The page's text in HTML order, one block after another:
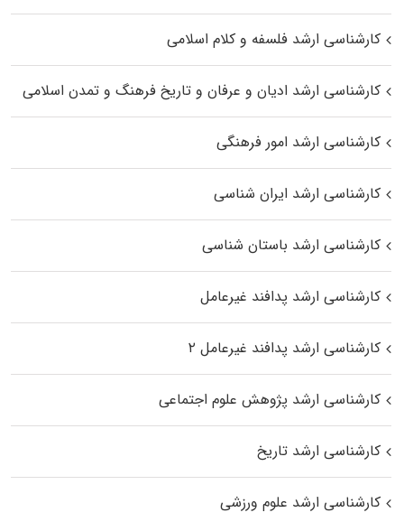
کارشناسی ارشد فلسفه و کلام اسلامی
کارشناسی ارشد ادیان و عرفان و تاریخ فرهنگ و تمدن اسلامی
کارشناسی ارشد امور فرهنگی
کارشناسی ارشد ایران شناسی
کارشناسی ارشد باستان شناسی
کارشناسی ارشد پدافند غیرعامل
کارشناسی ارشد پدافند غیرعامل ۲
کارشناسی ارشد پژوهش علوم اجتماعی
کارشناسی ارشد تاریخ
کارشناسی ارشد علوم ورزشی